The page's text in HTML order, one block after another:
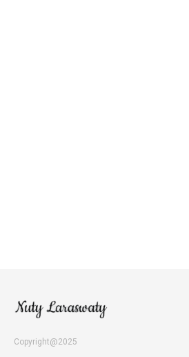
Copyright@2025